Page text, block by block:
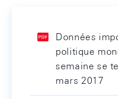
Données
politique
semaine se
mars 2017